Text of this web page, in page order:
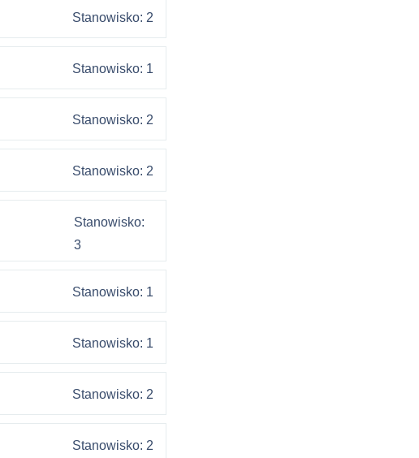
Stanowisko: 2
Stanowisko: 1
Stanowisko: 2
Stanowisko: 2
Stanowisko:
3
Stanowisko: 1
Stanowisko: 1
Stanowisko: 2
Stanowisko: 2